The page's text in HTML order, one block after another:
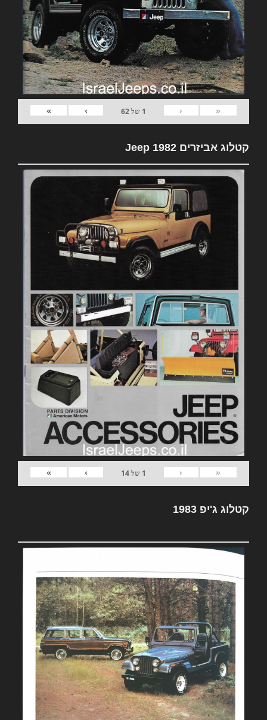
«
‹
1 של62
›
»
קטלוג אביזרים 1982 Jeep
«
‹
1 של14
›
»
קטלוג ג'יפ 1983